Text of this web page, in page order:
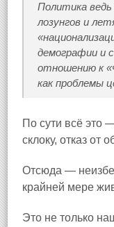
Политика
лозунгов и
демографии и
отношению к
как проблемы
По сути всё это
склоку, отказ
Отсюда —
крайней мере
Это не только